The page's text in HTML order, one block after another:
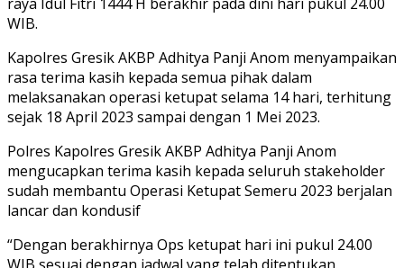
WIB.
Kapolres Gresik AKBP Adhitya Panji Anom menyampaikan
rasa terima kasih kepada semua pihak dalam
melaksanakan operasi ketupat selama 14 hari, terhitung
sejak 18 April 2023 sampai dengan 1 Mei 2023.
Polres Kapolres Gresik AKBP Adhitya Panji Anom
mengucapkan terima kasih kepada seluruh stakeholder
sudah membantu Operasi Ketupat Semeru 2023 berjalan
lancar dan kondusif
“Dengan berakhirnya Ops ketupat hari ini pukul 24.00